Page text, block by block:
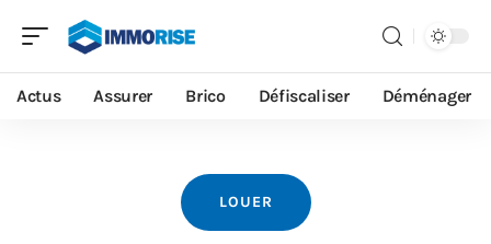
Actus Assurer Brico Défiscaliser Déménager
LOUER